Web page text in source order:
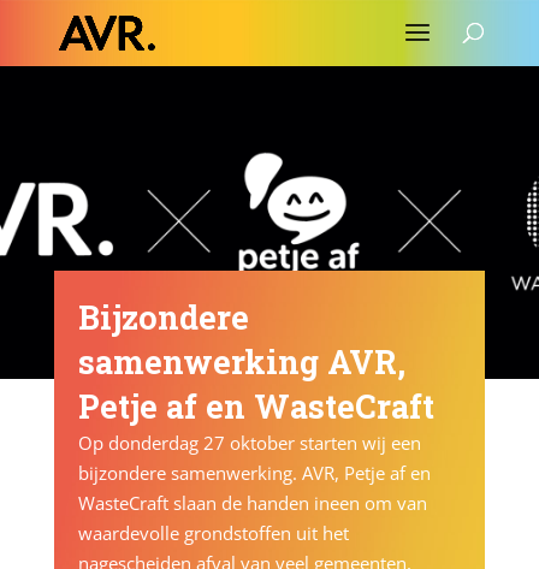
Bijzondere
samenwerking AVR,
Petje af en WasteCraft
Op donderdag 27 oktober starten wij een
bijzondere samenwerking. AVR, Petje af en
WasteCraft slaan de handen ineen om van
waardevolle grondstoffen uit het
nagescheiden afval van veel gemeenten,